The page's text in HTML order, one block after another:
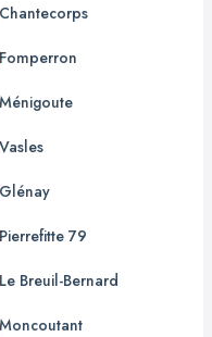
Chantecorps
Fomperron
Ménigoute
Vasles
Glénay
Pierrefitte 79
Le Breuil-Bernard
Moncoutant